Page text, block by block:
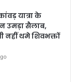
यात्रा के
उमड़ा सैलाब,
नहीं थमे शिवभक्तों